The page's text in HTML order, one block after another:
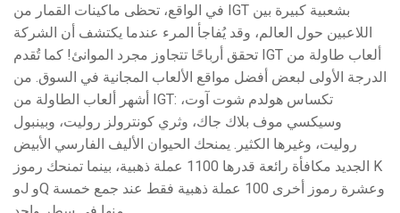
في الواقع، تحظى ماكينات القمار من IGT بشعبية كبيرة بين
اللاعبين حول العالم، وقد يُفاجأ المرء عندما يكتشف أن الشركة
تحقق أرباحًا تتجاوز مجرد الموانئ! كما تُقدم IGT ألعاب طاولة من
الدرجة الأولى لبعض أفضل مواقع الألعاب المجانية في السوق. من
أشهر ألعاب الطاولة من IGT: تكساس هولدم شوت آوت،
وسيكسي موف بلاك جاك، وثري كونترولز روليت، وبينبول
روليت، وغيرها الكثير. يمنحك الحيوان الأليف الفارسي الأبيض
الجديد مكافأة رائعة قدرها 1100 عملة ذهبية، بينما تمنحك رموز K
وJ وQ وعشرة رموز أخرى 100 عملة ذهبية فقط عند جمع خمسة